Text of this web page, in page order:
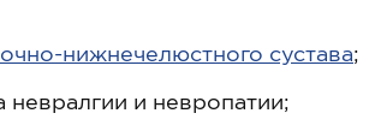
нижнечелюстного сустава;
невралгии и невропатии;